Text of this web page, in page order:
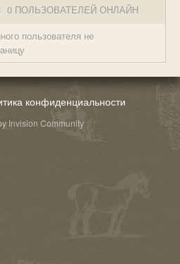
0 ПОЛЬЗОВАТЕЛЕЙ ОНЛАЙН
пользователя не
конфиденциальности
Invision Community